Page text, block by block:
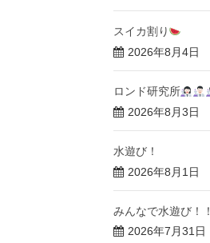
スイカ割り
2026年8月4日
ロンド研究所
2026年8月3日
水遊び！
2026年8月1日
みんなで水遊び！！
2026年7月31日